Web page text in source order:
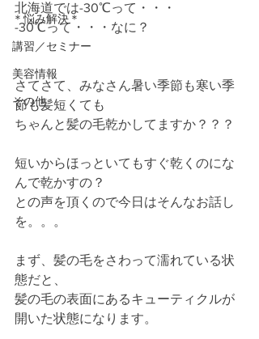
＊悩み解決＊
講習／セミナー
美容情報
その他
北海道では-30℃って・・・
-30℃って・・・なに？
さてさて、みなさん暑い季節も寒い季
節も髪短くても
ちゃんと髪の毛乾かしてますか？？？
短いからほっといてもすぐ乾くのにな
んで乾かすの？
との声を頂くので今日はそんなお話し
を。。。
まず、髪の毛をさわって濡れている状
態だと、
髪の毛の表面にあるキューティクルが
開いた状態になります。